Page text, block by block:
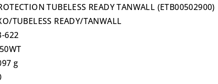
TUBELESS READY TANWALL (ETB00502900)
TUBELESS READY/TANWALL
622
g